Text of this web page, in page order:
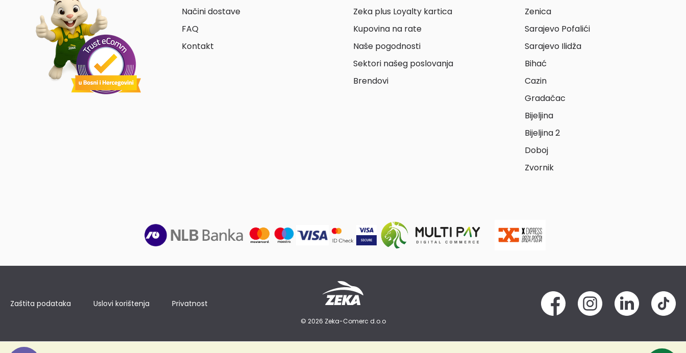
Načini dostave
FAQ
Kontakt
Zeka plus Loyalty kartica
Kupovina na rate
Naše pogodnosti
Sektori našeg poslovanja
Brendovi
Zenica
Sarajevo Pofalići
Sarajevo Ilidža
Bihać
Cazin
Gradačac
Bijeljina
Bijeljina 2
Doboj
Zvornik
Zaštita podataka Uslovi korištenja Privatnost
© 2026 Zeka-Comerc d.o.o